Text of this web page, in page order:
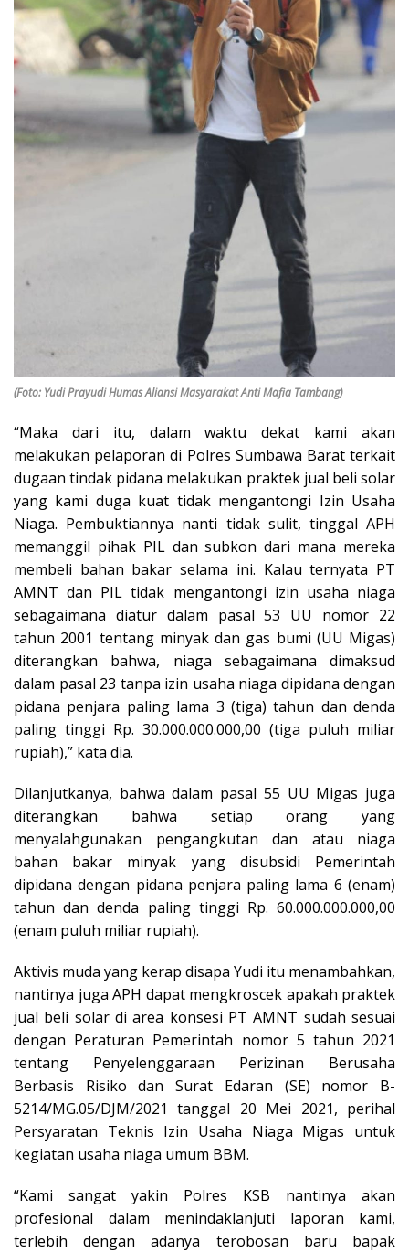
(Foto: Yudi Prayudi Humas Aliansi Masyarakat Anti Mafia Tambang)
“Maka dari itu, dalam waktu dekat kami akan
melakukan pelaporan di Polres Sumbawa Barat terkait
dugaan tindak pidana melakukan praktek jual beli solar
yang kami duga kuat tidak mengantongi Izin Usaha
Niaga. Pembuktiannya nanti tidak sulit, tinggal APH
memanggil pihak PIL dan subkon dari mana mereka
membeli bahan bakar selama ini. Kalau ternyata PT
AMNT dan PIL tidak mengantongi izin usaha niaga
sebagaimana diatur dalam pasal 53 UU nomor 22
tahun 2001 tentang minyak dan gas bumi (UU Migas)
diterangkan bahwa, niaga sebagaimana dimaksud
dalam pasal 23 tanpa izin usaha niaga dipidana dengan
pidana penjara paling lama 3 (tiga) tahun dan denda
paling tinggi Rp. 30.000.000.000,00 (tiga puluh miliar
rupiah),” kata dia.
Dilanjutkanya, bahwa dalam pasal 55 UU Migas juga
diterangkan bahwa setiap orang yang
menyalahgunakan pengangkutan dan atau niaga
bahan bakar minyak yang disubsidi Pemerintah
dipidana dengan pidana penjara paling lama 6 (enam)
tahun dan denda paling tinggi Rp. 60.000.000.000,00
(enam puluh miliar rupiah).
Aktivis muda yang kerap disapa Yudi itu menambahkan,
nantinya juga APH dapat mengkroscek apakah praktek
jual beli solar di area konsesi PT AMNT sudah sesuai
dengan Peraturan Pemerintah nomor 5 tahun 2021
tentang Penyelenggaraan Perizinan Berusaha
Berbasis Risiko dan Surat Edaran (SE) nomor B-
5214/MG.05/DJM/2021 tanggal 20 Mei 2021, perihal
Persyaratan Teknis Izin Usaha Niaga Migas untuk
kegiatan usaha niaga umum BBM.
“Kami sangat yakin Polres KSB nantinya akan
profesional dalam menindaklanjuti laporan kami,
terlebih dengan adanya terobosan baru bapak